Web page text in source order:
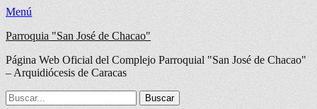
Menú
Parroquia "San José de Chacao"
Página Web Oficial del Complejo Parroquial "San José de Chacao"
– Arquidiócesis de Caracas
Buscar: